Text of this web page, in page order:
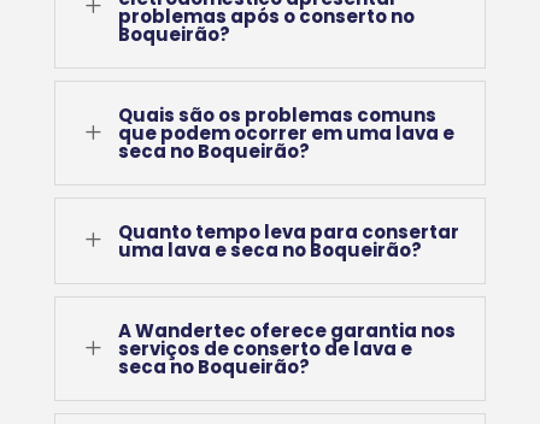
problemas após o conserto no
Boqueirão?
L
Quais são os problemas comuns
que podem ocorrer em uma lava e
seca no Boqueirão?
L Quanto tempo leva para consertar
uma lava e seca no Boqueirão?
L
A Wandertec oferece garantia nos
serviços de conserto de lava e
seca no Boqueirão?